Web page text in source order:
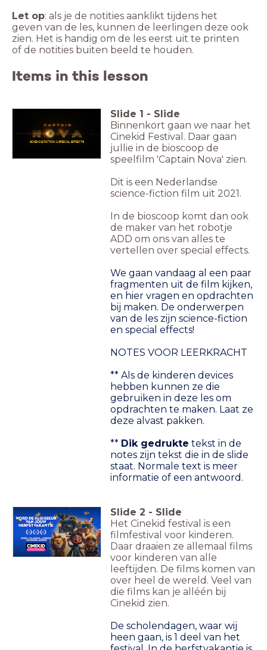
Let op: als je de notities aanklikt tijdens het
geven van de les, kunnen de leerlingen deze ook
zien. Het is handig om de les eerst uit te printen
of de notities buiten beeld te houden.
Items in this lesson
SCIENCE FICTION & SPECIAL EFFECTS
Slide 1 - Slide
Binnenkort gaan we naar het
Cinekid Festival. Daar gaan
jullie in de bioscoop de
speelfilm 'Captain Nova' zien.
Dit is een Nederlandse
science-fiction film uit 2021.
In de bioscoop komt dan ook
de maker van het robotje
ADD om ons van alles te
vertellen over special effects.
We gaan vandaag al een paar
fragmenten uit de film kijken,
en hier vragen en opdrachten
bij maken. De onderwerpen
van de les zijn science-fiction
en special effects!
NOTES VOOR LEERKRACHT
** Als de kinderen devices
hebben kunnen ze die
gebruiken in deze les om
opdrachten te maken. Laat ze
deze alvast pakken.
** Dik gedrukte tekst in de
notes zijn tekst die in de slide
staat. Normale text is meer
informatie of een antwoord.
Slide 2 - Slide
Het Cinekid festival is een
filmfestival voor kinderen.
Daar draaien ze allemaal films
voor kinderen van alle
leeftijden. De films komen van
over heel de wereld. Veel van
die films kan je alléén bij
Cinekid zien.
De scholendagen, waar wij
heen gaan, is 1 deel van het